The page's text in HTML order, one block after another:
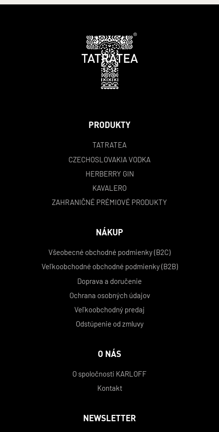
PRODUKTY
TATRATEA
CZECHOSLOVAKIA VODKA
HERBERRY GIN
KAVALERO
ZAHRANIČNÉ PRÉMIOVÉ PRODUKTY
NÁKUP
Všeobecné obchodné podmienky (B2C)
Veľkoobchodné obchodné podmienky (B2B)
Doprava a doručenie
Ochrana osobných údajov
Veľkoobchodný predaj
Odstúpenie od zmluvy
O NÁS
O spoločnosti KARLOFF
Kontakt
NEWSLETTER